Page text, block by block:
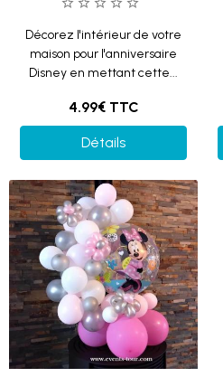
Décorez l'intérieur de votre
maison pour l'anniversaire
Disney en mettant cette...
4.99€ TTC
Détails